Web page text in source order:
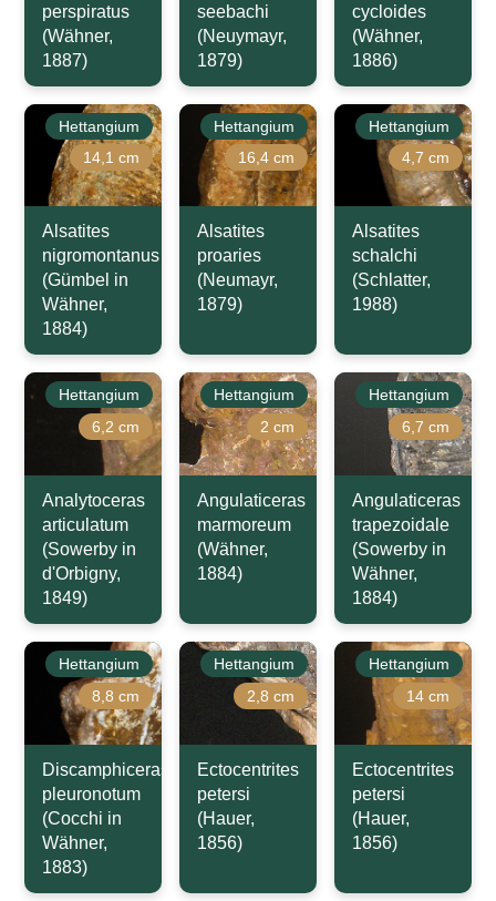
perspiratus
(Wähner,
1887)
seebachi
(Neuymayr,
1879)
cycloides
(Wähner,
1886)
Hettangium
14,1 cm
Alsatites
nigromontanus
(Gümbel in
Wähner,
1884)
Hettangium
16,4 cm
Alsatites
proaries
(Neumayr,
1879)
Hettangium
4,7 cm
Alsatites
schalchi
(Schlatter,
1988)
Hettangium
6,2 cm
Analytoceras
articulatum
(Sowerby in
d'Orbigny,
1849)
Hettangium
2 cm
Angulaticeras
marmoreum
(Wähner,
1884)
Hettangium
6,7 cm
Angulaticeras
trapezoidale
(Sowerby in
Wähner,
1884)
Hettangium
8,8 cm
Discamphiceras
pleuronotum
(Cocchi in
Wähner,
1883)
Hettangium
2,8 cm
Ectocentrites
petersi
(Hauer,
1856)
Hettangium
14 cm
Ectocentrites
petersi
(Hauer,
1856)